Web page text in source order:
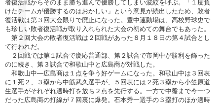
者復活戦からそのまま勝ち進んで優勝してしまい波紋を呼ぶ。「１度負
けたチームが優勝するのはおかしい」という意見が続出したため、敗者
復活戦は第３回大会限りで廃止になった。豊中運動場は、高校野球史で
も珍しい敗者復活戦が取り入れられた大会の初めての舞台でもあった。
第２回大会の敗者復活戦は２回戦があった８月１８日の第４試合とし
て行われだ。
２回戦では第１試合で慶応普通部、第２試合で市岡中が勝利を飾った
のに続き、第３試合で和歌山中と広島商が対戦した。
和歌山中―広島商は１点を争う好ゲームになった。和歌山中は３回表
に１死２、３塁から中筋武久選手が、５回表には２死３塁から小笠原道
生選手がそれぞれ適時打を放ち２点を先行する。一方で中盤まで今一つ
だった広島商の打線が７回裏に爆発。石本秀一選手の３塁打のほか適時